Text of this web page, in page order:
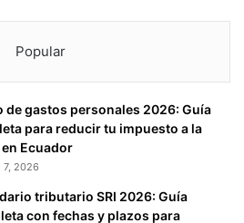
Popular
de gastos personales 2026: Guía
para reducir tu impuesto a la
en Ecuador
7, 2026
tributario SRI 2026: Guía
con fechas y plazos para